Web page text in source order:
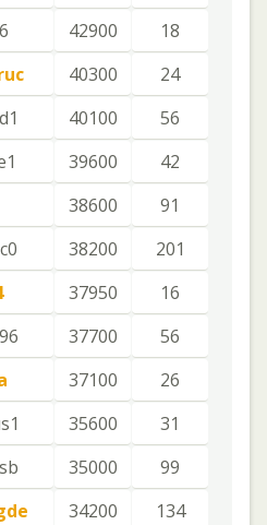
42900
18
40300
24
40100
56
39600
42
38600
91
38200
201
37950
16
37700
56
37100
26
35600
31
35000
99
34200
134